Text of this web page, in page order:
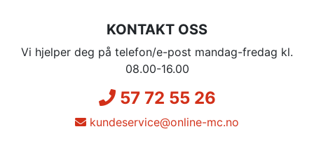
KONTAKT OSS
Vi hjelper deg på telefon/e-post mandag-fredag kl.
08.00-16.00
57 72 55 26
kundeservice@online-mc.no